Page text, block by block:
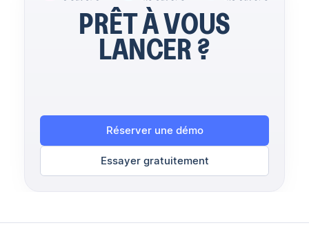
PRÊT À VOUS
LANCER ?
Réserver une démo
Essayer gratuitement